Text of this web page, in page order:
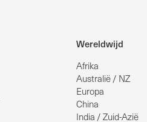
Wereldwijd
Afrika
Australië / NZ
Europa
China
India / Zuid-Azië